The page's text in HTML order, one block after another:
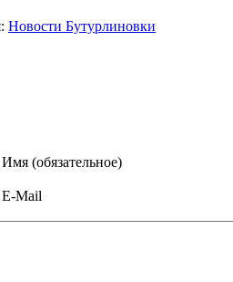
Новости Бутурлиновки
Имя (обязательное)
E-Mail